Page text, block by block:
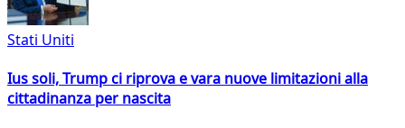
Stati Uniti
Ius soli, Trump ci riprova e vara nuove limitazioni alla
cittadinanza per nascita